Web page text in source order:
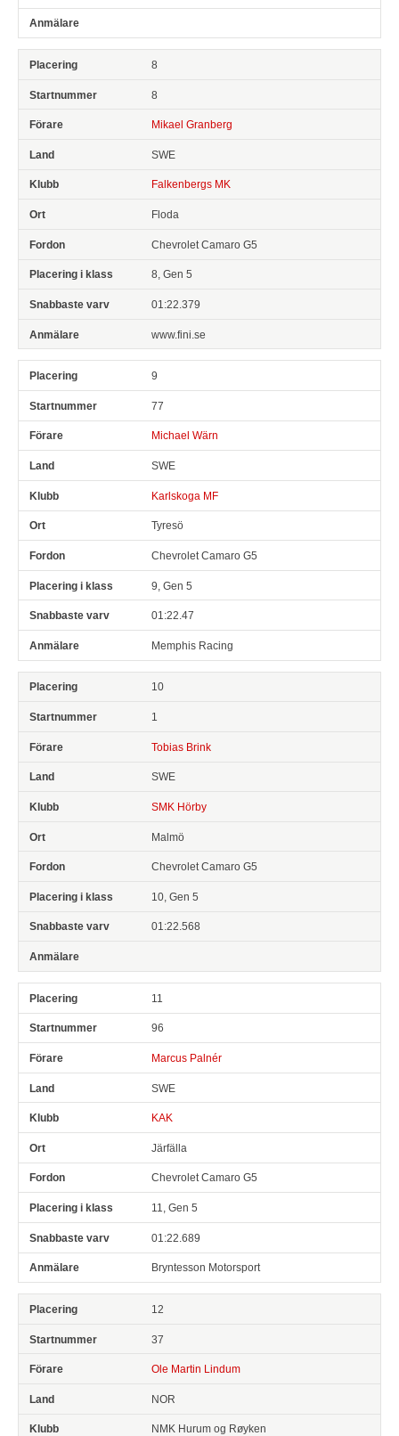
8
8
Mikael Granberg
SWE
Falkenbergs MK
Floda
Chevrolet Camaro G5
8, Gen 5
01:22.379
www.fini.se
9
77
Michael Wärn
SWE
Karlskoga MF
Tyresö
Chevrolet Camaro G5
9, Gen 5
01:22.47
Memphis Racing
10
1
Tobias Brink
SWE
SMK Hörby
Malmö
Chevrolet Camaro G5
10, Gen 5
01:22.568
11
96
Marcus Palnér
SWE
KAK
Järfälla
Chevrolet Camaro G5
11, Gen 5
01:22.689
Bryntesson Motorsport
12
37
Ole Martin Lindum
NOR
NMK Hurum og Røyken